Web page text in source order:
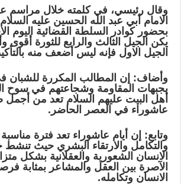
وقال رئيسي، في كلمته خلال مراسم
الامام أبي عبد الله الحسين عليه
بحضور كوادر السلطة القضائية اليوم
يكن الجيل الثالث والرابع للثورة
الجيل الاول فإنه ليس أضعف منه
وأضاف: إن المطالب المكررة للشبان
بجبهات المقاومة وشجاعتهم في سوح
أهل البيت عليهم السلام تعد من أجمل
عاشوراء في العصر الحاضر.
وتابع: إن أيام عاشوراء تعد فترة
والتكامل والارتقاء البشري حيث تنشط
الانسان الشعورية والعقلانية بشكل
الآصرة بين العقل والمشاعر بمثابة
الانسان وتكامله.